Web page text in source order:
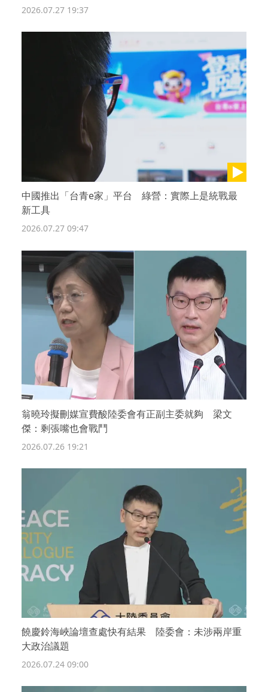
2026.07.27 19:37
中國推出「台青e家」平台 綠營：實際上是統戰最
新工具
2026.07.27 09:47
翁曉玲擬刪媒宣費酸陸委會有正副主委就夠 梁文
傑：剩張嘴也會戰鬥
2026.07.26 19:21
饒慶鈴海峽論壇查處快有結果 陸委會：未涉兩岸重
大政治議題
2026.07.24 09:00